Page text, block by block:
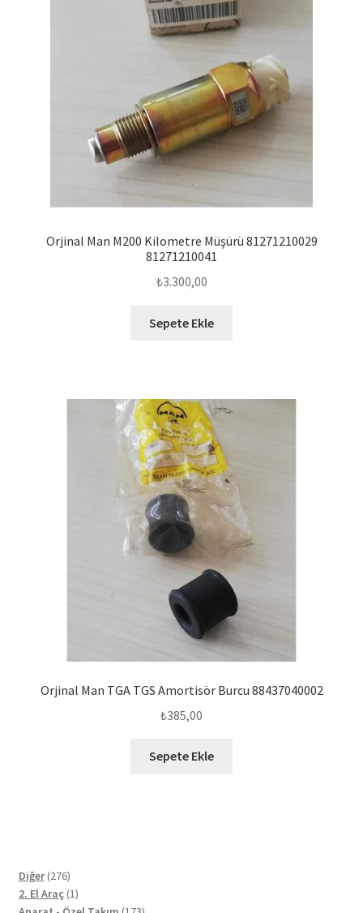
Orjinal Man M200 Kilometre Müşürü 81271210029
81271210041
₺3.300,00
Sepete Ekle
Orjinal Man TGA TGS Amortisör Burcu 88437040002
₺385,00
Sepete Ekle
Diğer 276276
ürün
2. El Araç 11